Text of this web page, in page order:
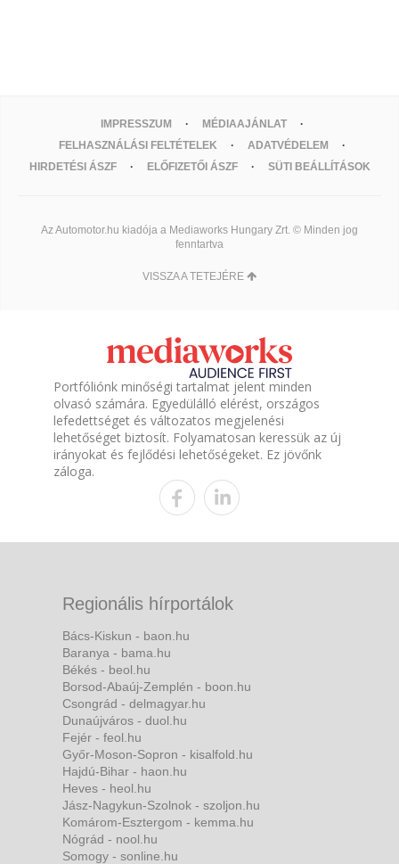
IMPRESSZUM
MÉDIAAJÁNLAT
FELHASZNÁLÁSI FELTÉTELEK
ADATVÉDELEM
HIRDETÉSI ÁSZF
ELŐFIZETŐI ÁSZF SÜTI BEÁLLÍTÁSOK
Az Automotor.hu kiadója a Mediaworks Hungary Zrt. © Minden jog
fenntartva
VISSZA A TETEJÉRE
Portfóliónk minőségi tartalmat jelent minden
olvasó számára. Egyedülálló elérést, országos
lefedettséget és változatos megjelenési
lehetőséget biztosít. Folyamatosan keressük az új
irányokat és fejlődési lehetőségeket. Ez jövőnk
záloga.
Regionális hírportálok
Bács-Kiskun - baon.hu
Baranya - bama.hu
Békés - beol.hu
Borsod-Abaúj-Zemplén - boon.hu
Csongrád - delmagyar.hu
Dunaújváros - duol.hu
Fejér - feol.hu
Győr-Moson-Sopron - kisalfold.hu
Hajdú-Bihar - haon.hu
Heves - heol.hu
Jász-Nagykun-Szolnok - szoljon.hu
Komárom-Esztergom - kemma.hu
Nógrád - nool.hu
Somogy - sonline.hu